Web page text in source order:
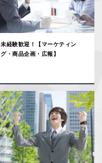
未経験歓迎！【マーケティン
グ・商品企画・広報】